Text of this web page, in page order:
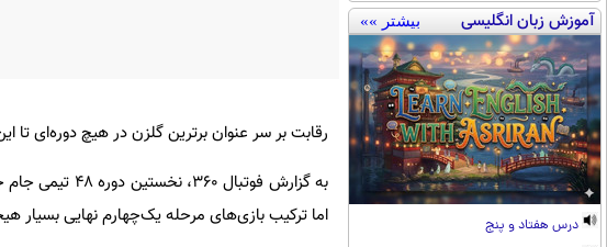
آموزش زبان انگلیسی بیشتر »»
درس هفتاد و پنج
رقابت بر سر عنوان برترین گلزن در هیچ دوره‌ای تا
به گزارش
اما ترکیب بازی‌های مرحله یک‌چهارم نهایی بسیار